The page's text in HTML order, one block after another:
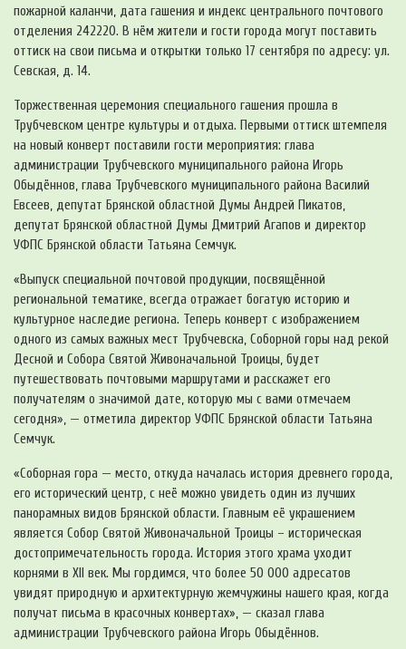
пожарной каланчи, дата гашения и индекс центрального почтового
отделения 242220. В нём жители и гости города могут поставить
оттиск на свои письма и открытки только 17 сентября по адресу: ул.
Севская, д. 14.
Торжественная церемония специального гашения прошла в
Трубчевском центре культуры и отдыха. Первыми оттиск штемпеля
на новый конверт поставили гости мероприятия: глава
администрации Трубчевского муниципального района Игорь
Обыдённов, глава Трубчевского муниципального района Василий
Евсеев, депутат Брянской областной Думы Андрей Пикатов,
депутат Брянской областной Думы Дмитрий Агапов и директор
УФПС Брянской области Татьяна Семчук.
«Выпуск специальной почтовой продукции, посвящённой
региональной тематике, всегда отражает богатую историю и
культурное наследие региона. Теперь конверт с изображением
одного из самых важных мест Трубчевска, Соборной горы над рекой
Десной и Собора Святой Живоначальной Троицы, будет
путешествовать почтовыми маршрутами и расскажет его
получателям о значимой дате, которую мы с вами отмечаем
сегодня», — отметила директор УФПС Брянской области Татьяна
Семчук.
«Соборная гора — место, откуда началась история древнего города,
его исторический центр, с неё можно увидеть один из лучших
панорамных видов Брянской области. Главным её украшением
является Собор Святой Живоначальной Троицы – историческая
достопримечательность города. История этого храма уходит
корнями в XII век. Мы гордимся, что более 50 000 адресатов
увидят природную и архитектурную жемчужины нашего края, когда
получат письма в красочных конвертах», — сказал глава
администрации Трубчевского района Игорь Обыдённов.